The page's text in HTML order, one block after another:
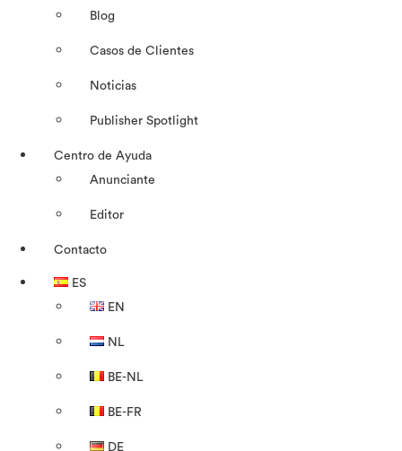
Blog
Casos de Clientes
Noticias
Publisher Spotlight
Centro de Ayuda
Anunciante
Editor
Contacto
ES
EN
NL
BE-NL
BE-FR
DE